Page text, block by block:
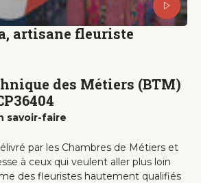
artisane fleuriste
des Métiers (BTM)
savoir-faire
par les Chambres de Métiers et
à ceux qui veulent aller plus loin
des fleuristes hautement qualifiés